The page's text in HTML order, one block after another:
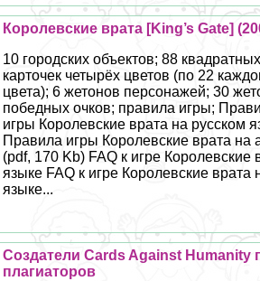
Королевские врата [King’s Gate]
10 городских объектов; 88 квадратных
карточек четырёх цветов (по 22
цвета); 6 жетонов персонажей; 30
победных очков; правила игры;
игры Королевские врата на русском
Правила игры Королевские врата на
(pdf, 170 Kb) FAQ к игре Королевские
языке FAQ к игре Королевские врата
языке...
Cоздатели Cards Against Humanity
плагиаторов